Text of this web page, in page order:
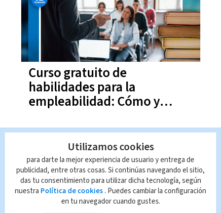
Curso gratuito de
habilidades para la
empleabilidad: Cómo y
Utilizamos cookies
para darte la mejor experiencia de usuario y entrega de
publicidad, entre otras cosas. Si continúas navegando el sitio,
das tu consentimiento para utilizar dicha tecnología, según
nuestra Política de cookies . Puedes cambiar la configuración
en tu navegador cuando gustes.